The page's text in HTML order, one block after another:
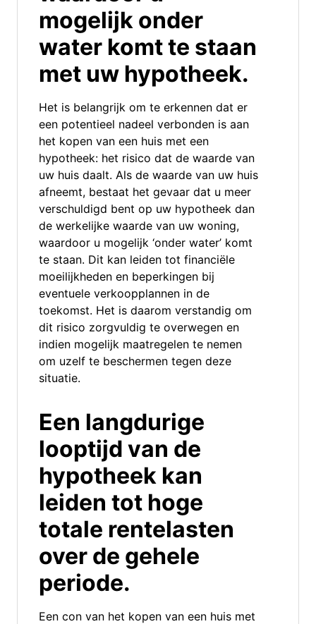
mogelijk onder
water komt te staan
met uw hypotheek.
Het is belangrijk om te erkennen dat er
een potentieel nadeel verbonden is aan
het kopen van een huis met een
hypotheek: het risico dat de waarde van
uw huis daalt. Als de waarde van uw huis
afneemt, bestaat het gevaar dat u meer
verschuldigd bent op uw hypotheek dan
de werkelijke waarde van uw woning,
waardoor u mogelijk ‘onder water’ komt
te staan. Dit kan leiden tot financiële
moeilijkheden en beperkingen bij
eventuele verkoopplannen in de
toekomst. Het is daarom verstandig om
dit risico zorgvuldig te overwegen en
indien mogelijk maatregelen te nemen
om uzelf te beschermen tegen deze
situatie.
Een langdurige
looptijd van de
hypotheek kan
leiden tot hoge
totale rentelasten
over de gehele
periode.
Een con van het kopen van een huis met